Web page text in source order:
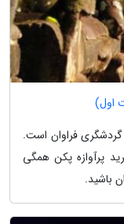
گردشگری فراوان است.
پرآوازه پکن همگی
باشید.